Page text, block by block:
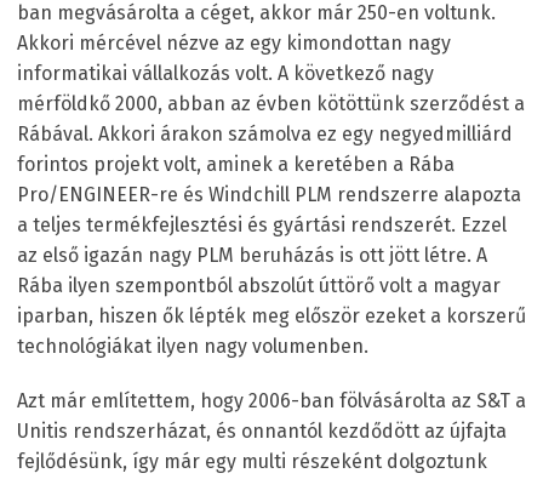
ban megvásárolta a céget, akkor már 250-en voltunk.
Akkori mércével nézve az egy kimondottan nagy
informatikai vállalkozás volt. A következő nagy
mérföldkő 2000, abban az évben kötöttünk szerződést a
Rábával. Akkori árakon számolva ez egy negyedmilliárd
forintos projekt volt, aminek a keretében a Rába
Pro/ENGINEER-re és Windchill PLM rendszerre alapozta
a teljes termékfejlesztési és gyártási rendszerét. Ezzel
az első igazán nagy PLM beruházás is ott jött létre. A
Rába ilyen szempontból abszolút úttörő volt a magyar
iparban, hiszen ők lépték meg először ezeket a korszerű
technológiákat ilyen nagy volumenben.
Azt már említettem, hogy 2006-ban fölvásárolta az S&T a
Unitis rendszerházat, és onnantól kezdődött az újfajta
fejlődésünk, így már egy multi részeként dolgoztunk